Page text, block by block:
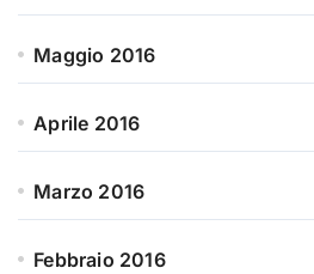
Maggio 2016
Aprile 2016
Marzo 2016
Febbraio 2016